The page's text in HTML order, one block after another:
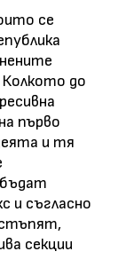
се
до
първо
и тя
и съгласно
секции